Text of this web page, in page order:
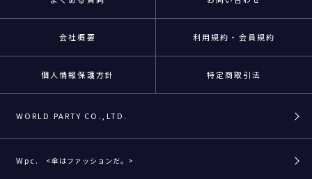
会社概要 利用規約・会員規約
個人情報保護方針 特定商取引法
WORLD PARTY CO.,LTD.
Wpc. <傘はファッションだ。>